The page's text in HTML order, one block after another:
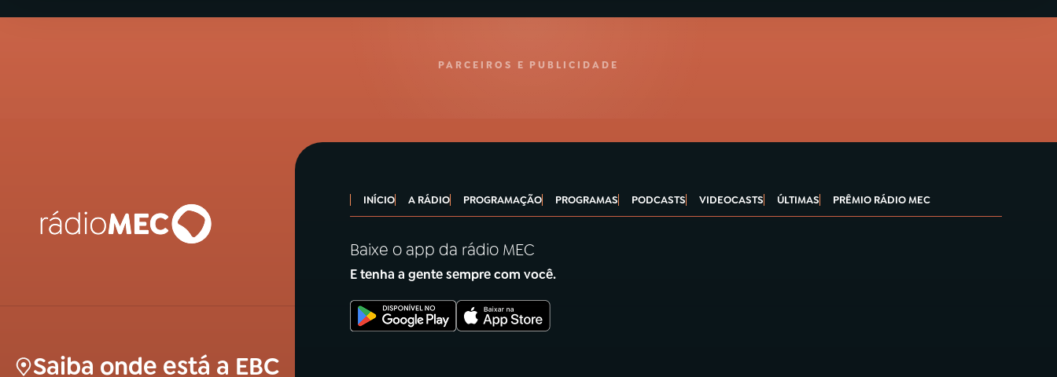
PARCEIROS E PUBLICIDADE
Saiba onde está a EBC
INÍCIO A RÁDIO PROGRAMAÇÃO PROGRAMAS PODCASTS VIDEOCASTS ÚLTIMAS PRÊMIO RÁDIO MEC
Baixe o app da rádio MEC
E tenha a gente sempre com você.